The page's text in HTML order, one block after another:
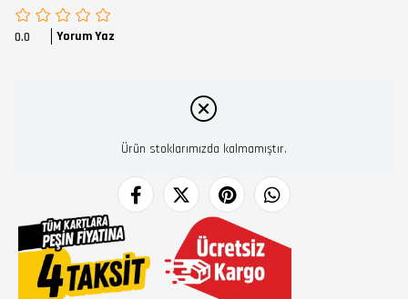
0.0 Yorum Yaz
Ürün stoklarımızda kalmamıştır.